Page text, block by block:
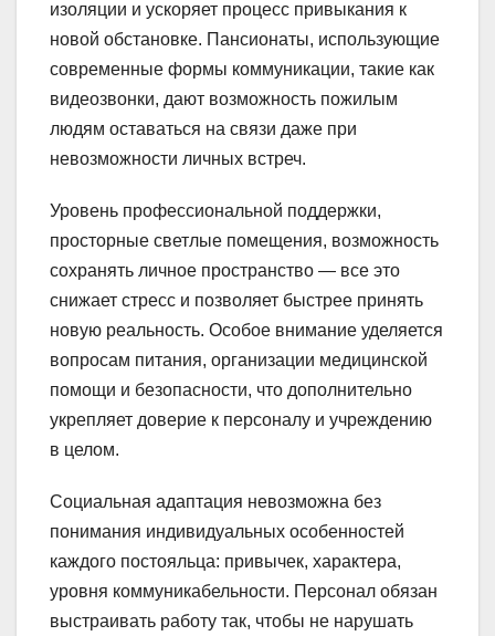
изоляции и ускоряет процесс привыкания к
новой обстановке. Пансионаты, использующие
современные формы коммуникации, такие как
видеозвонки, дают возможность пожилым
людям оставаться на связи даже при
невозможности личных встреч.
Уровень профессиональной поддержки,
просторные светлые помещения, возможность
сохранять личное пространство — все это
снижает стресс и позволяет быстрее принять
новую реальность. Особое внимание уделяется
вопросам питания, организации медицинской
помощи и безопасности, что дополнительно
укрепляет доверие к персоналу и учреждению
в целом.
Социальная адаптация невозможна без
понимания индивидуальных особенностей
каждого постояльца: привычек, характера,
уровня коммуникабельности. Персонал обязан
выстраивать работу так, чтобы не нарушать